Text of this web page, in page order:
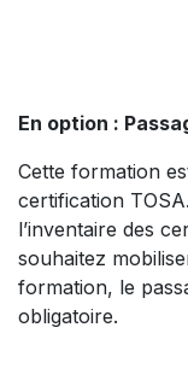
En option :
Cette formation
certification
l’inventaire des
souhaitez
formation, le
obligatoire.